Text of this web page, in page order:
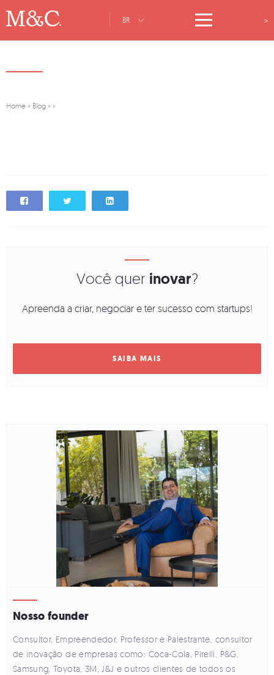
BR >
Home » Blog » »
Você quer inovar?
Apreenda a criar, negociar e ter sucesso com startups!
Nosso founder
Consultor, Empreendedor, Professor e Palestrante, consultor
de inovação de empresas como: Coca-Cola, Pirelli, P&G,
Samsung, Toyota, 3M, J&J e outros clientes de todos os